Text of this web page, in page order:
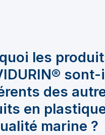
les
des
en
marine ?